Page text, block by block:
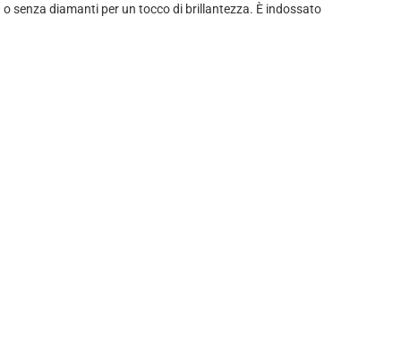
senza diamanti per un tocco di brillantezza. È indossato